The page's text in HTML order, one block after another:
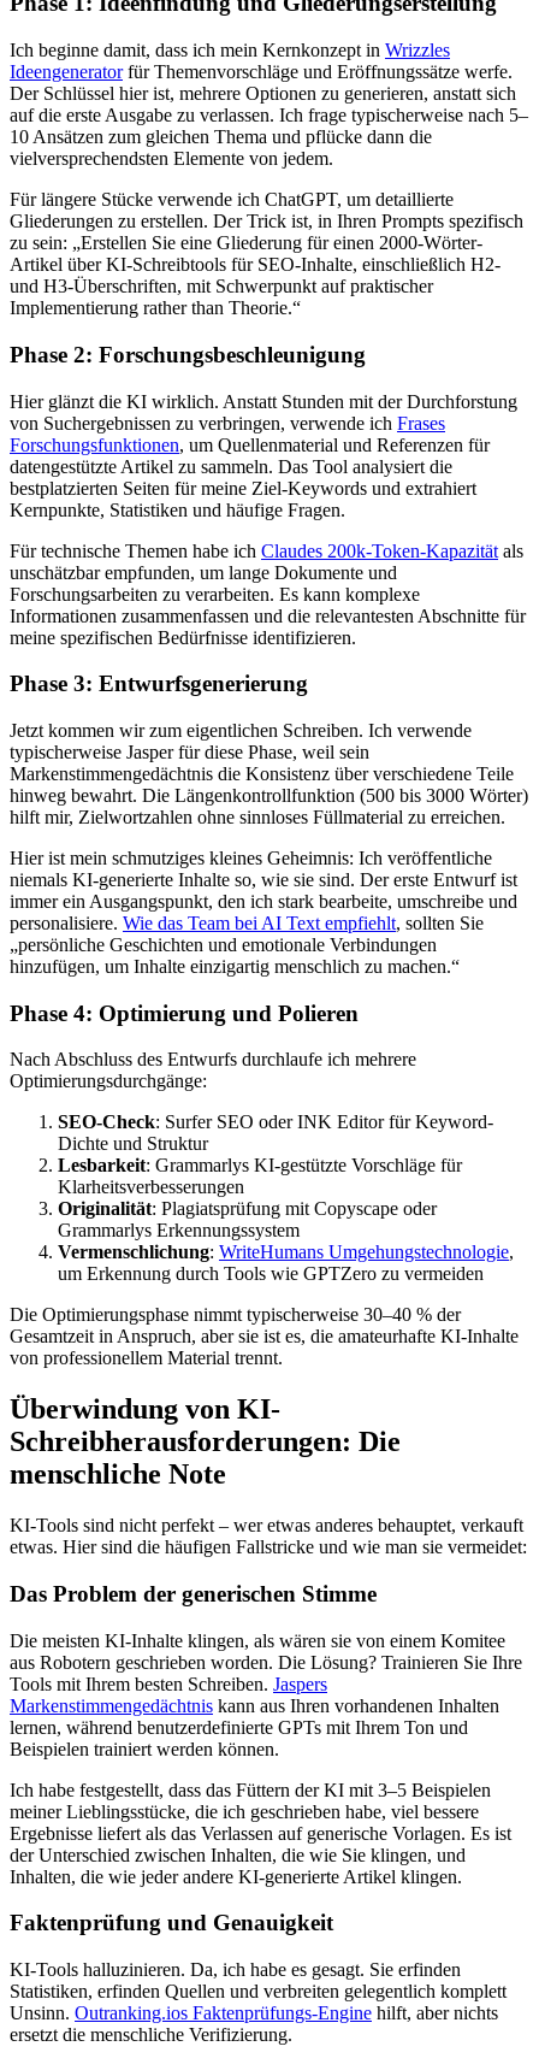
Ich beginne damit, dass ich mein Kernkonzept in Wrizzles
Ideengeneratorfür Themenvorschläge und Eröffnungssätze werfe.
Der Schlüssel hier ist, mehrere Optionen zu generieren, anstatt sich
auf die erste Ausgabe zu verlassen. Ich frage typischerweise nach 5–
10 Ansätzen zum gleichen Thema und pflücke dann die
vielversprechendsten Elemente von jedem.
Für längere Stücke verwende ich ChatGPT, um detaillierte
Gliederungen zu erstellen. Der Trick ist, in Ihren Prompts spezifisch
zu sein: „Erstellen Sie eine Gliederung für einen 2000-Wörter-
Artikel über KI-Schreibtools für SEO-Inhalte, einschließlich H2-
und H3-Überschriften, mit Schwerpunkt auf praktischer
Implementierung rather than Theorie.“
Phase 2: Forschungsbeschleunigung
Hier glänzt die KI wirklich. Anstatt Stunden mit der Durchforstung
von Suchergebnissen zu verbringen, verwende ich Frases
Forschungsfunktionen, um Quellenmaterial und Referenzen für
datengestützte Artikel zu sammeln. Das Tool analysiert die
bestplatzierten Seiten für meine Ziel-Keywords und extrahiert
Kernpunkte, Statistiken und häufige Fragen.
Für technische Themen habe ich Claudes 200k-Token-Kapazität als
unschätzbar empfunden, um lange Dokumente und
Forschungsarbeiten zu verarbeiten. Es kann komplexe
Informationen zusammenfassen und die relevantesten Abschnitte für
meine spezifischen Bedürfnisse identifizieren.
Phase 3: Entwurfsgenerierung
Jetzt kommen wir zum eigentlichen Schreiben. Ich verwende
typischerweise Jasper für diese Phase, weil sein
Markenstimmengedächtnis die Konsistenz über verschiedene Teile
hinweg bewahrt. Die Längenkontrollfunktion (500 bis 3000 Wörter)
hilft mir, Zielwortzahlen ohne sinnloses Füllmaterial zu erreichen.
Hier ist mein schmutziges kleines Geheimnis: Ich veröffentliche
niemals KI-generierte Inhalte so, wie sie sind. Der erste Entwurf ist
immer ein Ausgangspunkt, den ich stark bearbeite, umschreibe und
personalisiere. Wie das Team bei AI Text empfiehlt, sollten Sie
„persönliche Geschichten und emotionale Verbindungen
hinzufügen, um Inhalte einzigartig menschlich zu machen.“
Phase 4: Optimierung und Polieren
Nach Abschluss des Entwurfs durchlaufe ich mehrere
Optimierungsdurchgänge:
SEO-Check: Surfer SEO oder INK Editor für Keyword-
Dichte und Struktur
Lesbarkeit: Grammarlys KI-gestützte Vorschläge für
Klarheitsverbesserungen
Originalität: Plagiatsprüfung mit Copyscape oder
Grammarlys Erkennungssystem
Vermenschlichung: WriteHumans Umgehungstechnologie,
um Erkennung durch Tools wie GPTZero zu vermeiden
Die Optimierungsphase nimmt typischerweise 30–40 % der
Gesamtzeit in Anspruch, aber sie ist es, die amateurhafte KI-Inhalte
von professionellem Material trennt.
Überwindung von KI-
Schreibherausforderungen: Die
menschliche Note
KI-Tools sind nicht perfekt – wer etwas anderes behauptet, verkauft
etwas. Hier sind die häufigen Fallstricke und wie man sie vermeidet:
Das Problem der generischen Stimme
Die meisten KI-Inhalte klingen, als wären sie von einem Komitee
aus Robotern geschrieben worden. Die Lösung? Trainieren Sie Ihre
Tools mit Ihrem besten Schreiben. Jaspers
Markenstimmengedächtnis kann aus Ihren vorhandenen Inhalten
lernen, während benutzerdefinierte GPTs mit Ihrem Ton und
Beispielen trainiert werden können.
Ich habe festgestellt, dass das Füttern der KI mit 3–5 Beispielen
meiner Lieblingsstücke, die ich geschrieben habe, viel bessere
Ergebnisse liefert als das Verlassen auf generische Vorlagen. Es ist
der Unterschied zwischen Inhalten, die wie Sie klingen, und
Inhalten, die wie jeder andere KI-generierte Artikel klingen.
Faktenprüfung und Genauigkeit
KI-Tools halluzinieren. Da, ich habe es gesagt. Sie erfinden
Statistiken, erfinden Quellen und verbreiten gelegentlich komplett
Unsinn. Outranking.ios Faktenprüfungs-Engine hilft, aber nichts
ersetzt die menschliche Verifizierung.